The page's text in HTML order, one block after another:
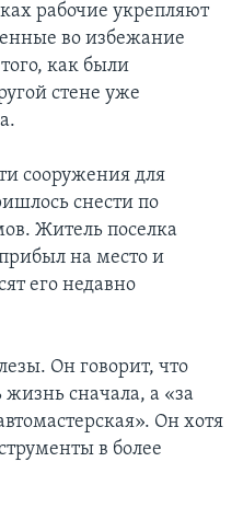
рабочие укрепляют
во избежание
как были
стене уже
сооружения для
снести по
Житель поселка
на место и
его недавно
Он говорит, что
сначала, а «за
Он хотя
в более